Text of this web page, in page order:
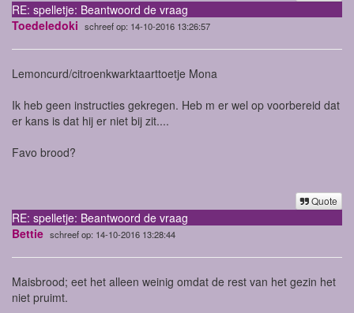
RE: spelletje: Beantwoord de vraag
Toedeledoki schreef op: 14-10-2016 13:26:57
Lemoncurd/citroenkwarktaarttoetje Mona
Ik heb geen instructies gekregen. Heb m er wel op voorbereid dat
er kans is dat hij er niet bij zit....
Favo brood?
Quote
RE: spelletje: Beantwoord de vraag
Bettie schreef op: 14-10-2016 13:28:44
Maisbrood; eet het alleen weinig omdat de rest van het gezin het
niet pruimt.